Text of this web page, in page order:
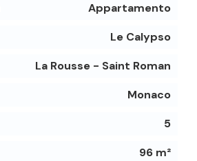
Appartamento
Le Calypso
La Rousse - Saint Roman
Monaco
5
96 m²